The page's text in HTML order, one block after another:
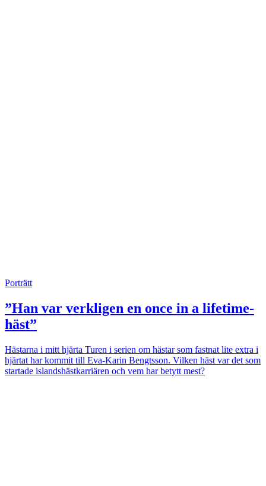
Porträtt
”Han var verkligen en once in a lifetime-
häst”
Hästarna i mitt hjärta Turen i serien om hästar som fastnat lite extra i
hjärtat har kommit till Eva-Karin Bengtsson. Vilken häst var det som
startade islandshästkarriären och vem har betytt mest?